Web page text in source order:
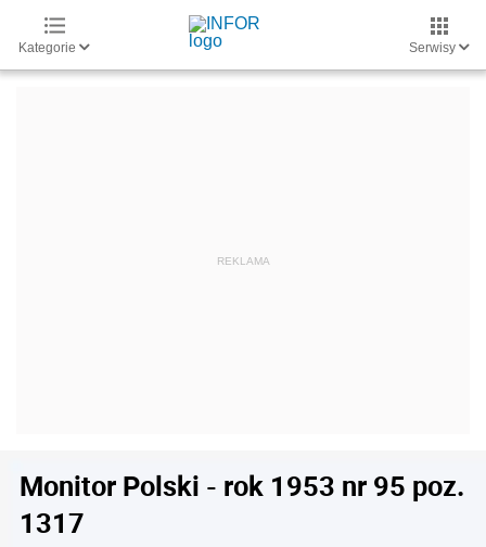
Kategorie Serwisy
Monitor Polski - rok 1953 nr 95 poz.
1317